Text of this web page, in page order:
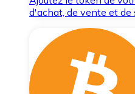
d'achat, de vente et de